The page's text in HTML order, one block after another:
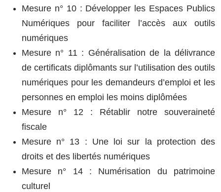
Mesure n° 10 : Développer les Espaces Publics
Numériques pour faciliter l’accès aux outils
numériques
Mesure n° 11 : Généralisation de la délivrance
de certificats diplômants sur l’utilisation des outils
numériques pour les demandeurs d’emploi et les
personnes en emploi les moins diplômées
Mesure n° 12 : Rétablir notre souveraineté
fiscale
Mesure n° 13 : Une loi sur la protection des
droits et des libertés numériques
Mesure n° 14 : Numérisation du patrimoine
culturel